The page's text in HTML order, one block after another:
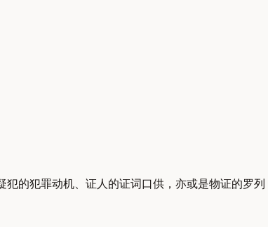
的犯罪动机、证人的证词口供，亦或是物证的罗列